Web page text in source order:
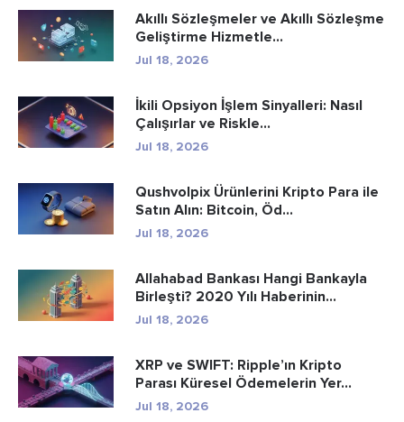
Akıllı Sözleşmeler ve Akıllı Sözleşme
Geliştirme Hizmetle...
Jul 18, 2026
İkili Opsiyon İşlem Sinyalleri: Nasıl
Çalışırlar ve Riskle...
Jul 18, 2026
Qushvolpix Ürünlerini Kripto Para ile
Satın Alın: Bitcoin, Öd...
Jul 18, 2026
Allahabad Bankası Hangi Bankayla
Birleşti? 2020 Yılı Haberinin...
Jul 18, 2026
XRP ve SWIFT: Ripple’ın Kripto
Parası Küresel Ödemelerin Yer...
Jul 18, 2026